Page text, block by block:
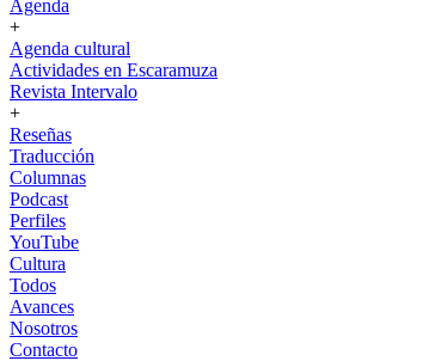
Agenda
+
Agenda cultural
Actividades en Escaramuza
Revista Intervalo
+
Reseñas
Traducción
Columnas
Podcast
Perfiles
YouTube
Cultura
Todos
Avances
Nosotros
Contacto